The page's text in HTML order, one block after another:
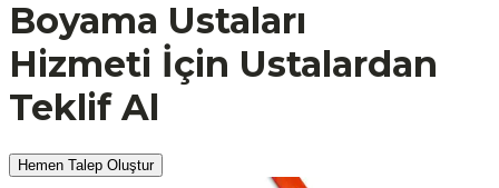
Boyama Ustaları
Hizmeti İçin Ustalardan
Teklif Al
Hemen Talep Oluştur